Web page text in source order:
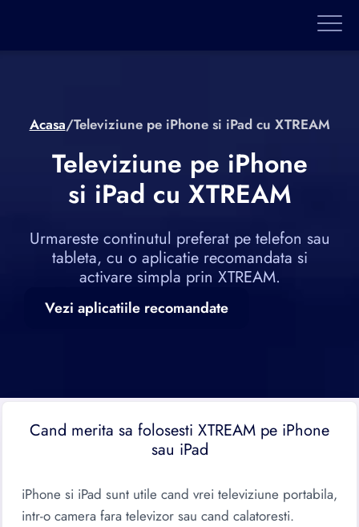
Acasa/Televiziune pe iPhone si iPad cu XTREAM
Televiziune pe iPhone
si iPad cu XTREAM
Urmareste continutul preferat pe telefon sau
tableta, cu o aplicatie recomandata si
activare simpla prin XTREAM.
Vezi aplicatiile recomandate
Cand merita sa folosesti XTREAM pe iPhone
sau iPad
iPhone si iPad sunt utile cand vrei televiziune portabila,
intr-o camera fara televizor sau cand calatoresti.